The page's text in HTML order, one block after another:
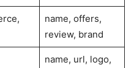
name, offers,
review, brand
name, url, logo,